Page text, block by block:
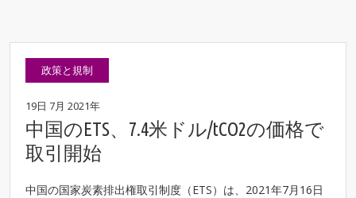
政策と規制
19日 7月 2021年
中国のETS、7.4米ドル/tCO2の価格で
取引開始
中国の国家炭素排出権取引制度（ETS）は、2021年7月16日